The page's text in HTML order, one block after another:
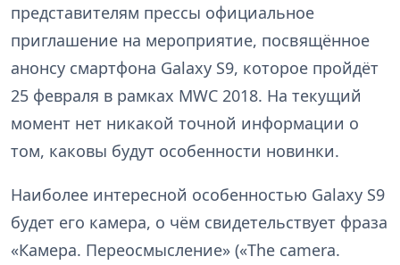
представителям прессы официальное
приглашение на мероприятие, посвящённое
анонсу смартфона Galaxy S9, которое пройдёт
25 февраля в рамках MWC 2018. На текущий
момент нет никакой точной информации о
том, каковы будут особенности новинки.
Наиболее интересной особенностью Galaxy S9
будет его камера, о чём свидетельствует фраза
«Камера. Переосмысление» («The camera.